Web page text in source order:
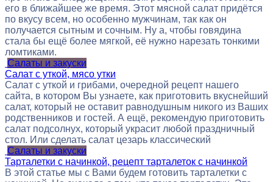
его в ближайшее же время. Этот мясной салат придётся
по вкусу всем, но особенно мужчинам, так как он
получается сытным и сочным. Ну а, чтобы говядина
стала бы ещё более мягкой, её нужно нарезать тонкими
ломтиками.
Салаты и закуски
Салат с уткой, мясо утки
Салат с уткой и грибами, очередной рецепт нашего
сайта, в котором Вы узнаете, как приготовить вкуснейший
салат, который не оставит равнодушным никого из Ваших
родственников и гостей. А ещё, рекомендую приготовить
салат подсолнух, который украсит любой праздничный
стол. Или сделать салат цезарь классический
Салаты и закуски
Тарталетки с начинкой, рецепт тарталеток с начинкой
В этой статье мы с Вами будем готовить тарталетки с